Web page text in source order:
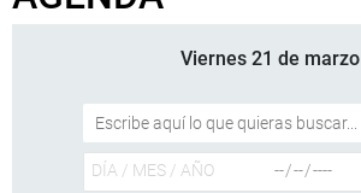
Viernes 21 de marzo